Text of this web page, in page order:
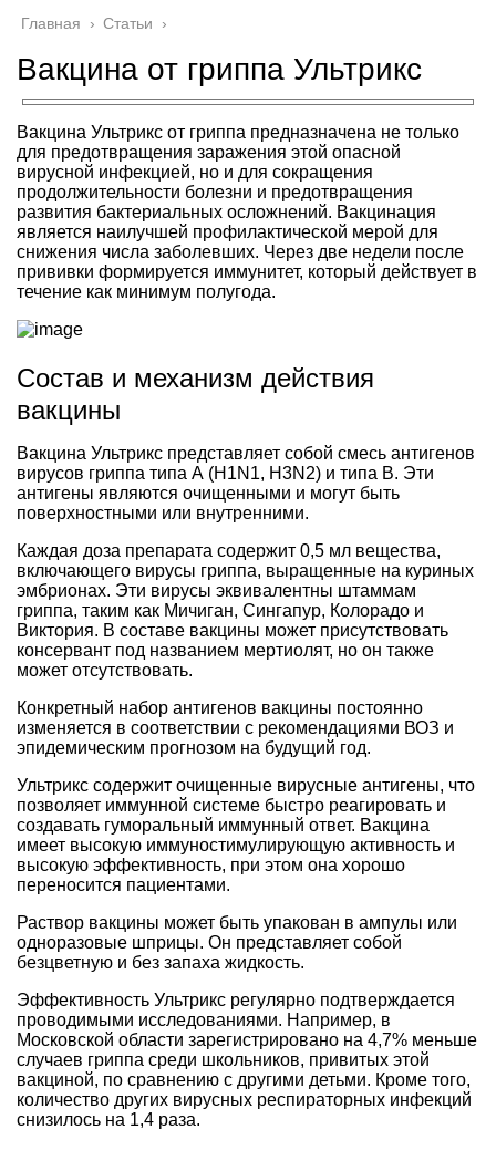
Главная › Статьи ›
Вакцина от гриппа Ультрикс
Вакцина Ультрикс от гриппа предназначена не только
для предотвращения заражения этой опасной
вирусной инфекцией, но и для сокращения
продолжительности болезни и предотвращения
развития бактериальных осложнений. Вакцинация
является наилучшей профилактической мерой для
снижения числа заболевших. Через две недели после
прививки формируется иммунитет, который действует в
течение как минимум полугода.
Состав и механизм действия
вакцины
Вакцина Ультрикс представляет собой смесь антигенов
вирусов гриппа типа А (H1N1, H3N2) и типа В. Эти
антигены являются очищенными и могут быть
поверхностными или внутренними.
Каждая доза препарата содержит 0,5 мл вещества,
включающего вирусы гриппа, выращенные на куриных
эмбрионах. Эти вирусы эквивалентны штаммам
гриппа, таким как Мичиган, Сингапур, Колорадо и
Виктория. В составе вакцины может присутствовать
консервант под названием мертиолят, но он также
может отсутствовать.
Конкретный набор антигенов вакцины постоянно
изменяется в соответствии с рекомендациями ВОЗ и
эпидемическим прогнозом на будущий год.
Ультрикс содержит очищенные вирусные антигены, что
позволяет иммунной системе быстро реагировать и
создавать гуморальный иммунный ответ. Вакцина
имеет высокую иммуностимулирующую активность и
высокую эффективность, при этом она хорошо
переносится пациентами.
Раствор вакцины может быть упакован в ампулы или
одноразовые шприцы. Он представляет собой
безцветную и без запаха жидкость.
Эффективность Ультрикс регулярно подтверждается
проводимыми исследованиями. Например, в
Московской области зарегистрировано на 4,7% меньше
случаев гриппа среди школьников, привитых этой
вакциной, по сравнению с другими детьми. Кроме того,
количество других вирусных респираторных инфекций
снизилось на 1,4 раза.